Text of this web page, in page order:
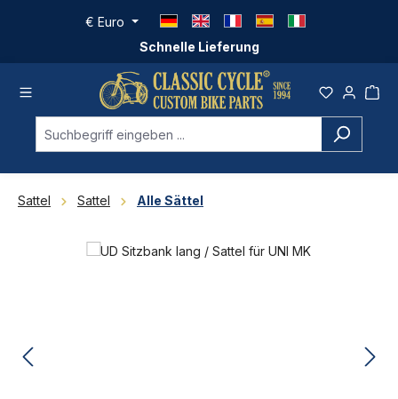
Zum Hauptinhalt springen
Schnelle Lieferung
€ Euro
Sattel Sattel Alle Sättel
Bildergalerie überspringen